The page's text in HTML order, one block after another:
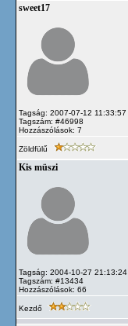
sweet17
Tagság: 2007-07-12 11:33:57
Tagszám: #46998
Hozzászólások: 7
Zöldfülű
Kis müszi
Tagság: 2004-10-27 21:13:24
Tagszám: #13434
Hozzászólások: 66
Kezdő